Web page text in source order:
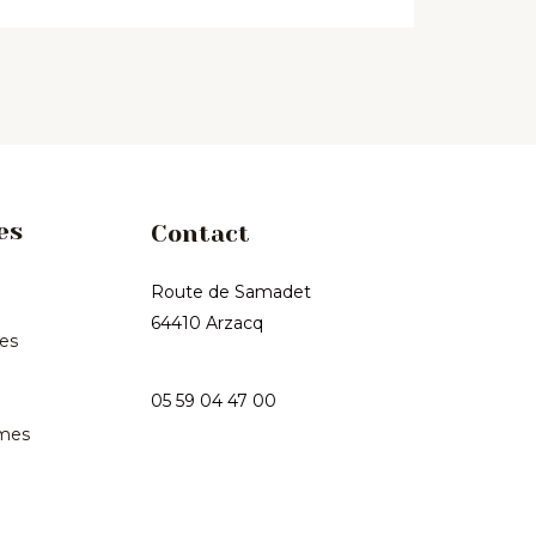
Contact
Route de Samadet
64410 Arzacq
05 59 04 47 00